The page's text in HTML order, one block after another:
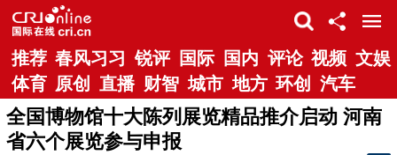
推荐 春风习习 锐评 国际 国内 评论 视频 文娱
体育 原创 直播 财智 城市 地方 环创 汽车
全国博物馆十大陈列展览精品推介启动 河南
省六个展览参与申报